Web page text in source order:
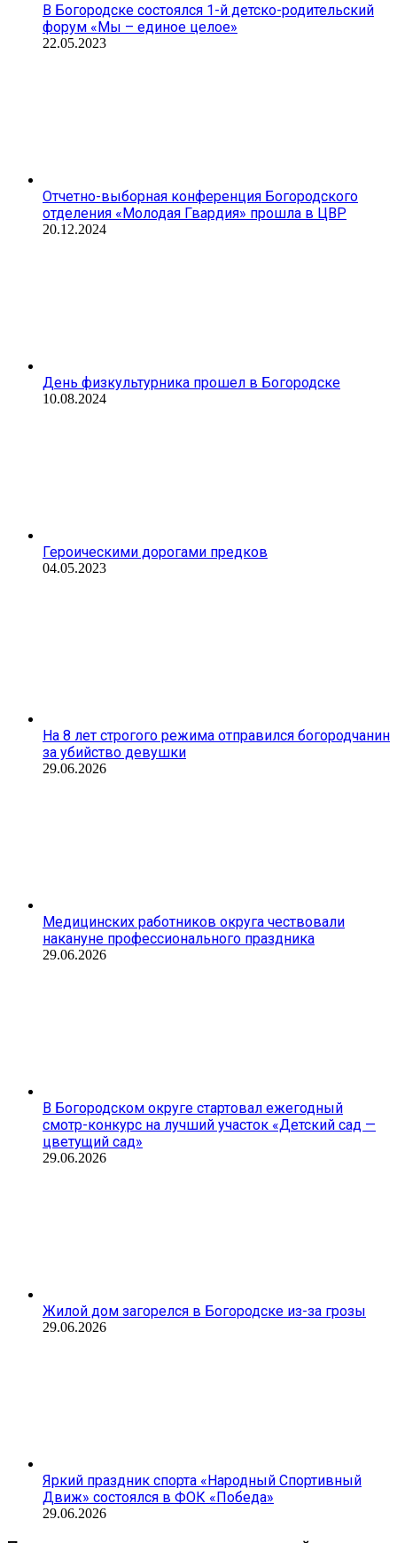
В Богородске состоялся 1-й детско-родительский
форум «Мы – единое целое»
22.05.2023
Отчетно-выборная конференция Богородского
отделения «Молодая Гвардия» прошла в ЦВР
20.12.2024
День физкультурника прошел в Богородске
10.08.2024
Героическими дорогами предков
04.05.2023
На 8 лет строгого режима отправился богородчанин
за убийство девушки
29.06.2026
Медицинских работников округа чествовали
накануне профессионального праздника
29.06.2026
В Богородском округе стартовал ежегодный
смотр-конкурс на лучший участок «Детский сад —
цветущий сад»
29.06.2026
Жилой дом загорелся в Богородске из-за грозы
29.06.2026
Яркий праздник спорта «Народный Спортивный
Движ» состоялся в ФОК «Победа»
29.06.2026